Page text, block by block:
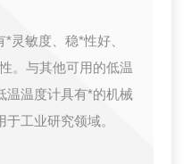
灵敏度、稳*性好、
。与其他可用的低温
温温度计具有*的机械
工业研究领域。